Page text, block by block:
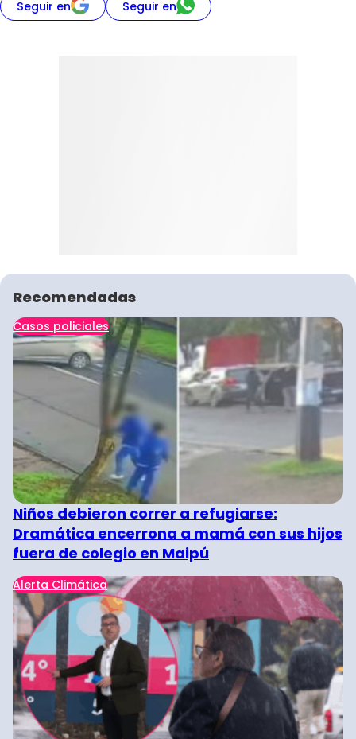
Seguir en Seguir en
Recomendadas
Casos policiales
Niños debieron correr a refugiarse:
Dramática encerrona a mamá con sus hijos
fuera de colegio en Maipú
Alerta Climática